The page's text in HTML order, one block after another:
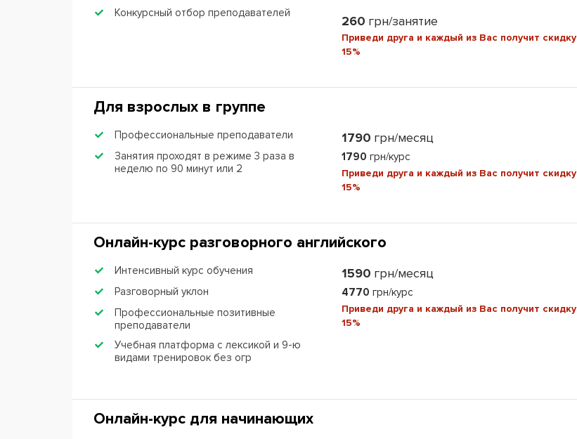
Конкурсный отбор преподавателей
260 грн/занятие
Приведи друга и каждый из Вас получит скидку
15%
Для взрослых в группе
Профессиональные преподаватели
Занятия проходят в режиме 3 раза в
неделю по 90 минут или 2
1790 грн/месяц
1790 грн/курс
Приведи друга и каждый из Вас получит скидку
15%
Онлайн-курс разговорного английского
Интенсивный курс обучения
Разговорный уклон
Профессиональные позитивные
преподаватели
Учебная платформа с лексикой и 9-ю
видами тренировок без огр
1590 грн/месяц
4770 грн/курс
Приведи друга и каждый из Вас получит скидку
15%
Онлайн-курс для начинающих